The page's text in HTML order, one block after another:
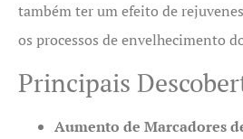
também ter um efeito de
os processos de envelhecimento
Principais
Aumento de Marcadores